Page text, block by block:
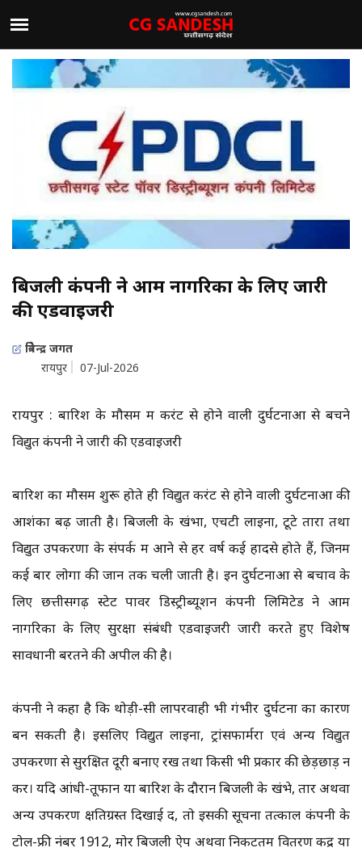
बिजली कंपनी ने आम नागरिकों के लिए जारी
की एडवाइजरी
त्रिवेन्द्र जगत
रायपुर
07-Jul-2026
रायपुर : बारिश के मौसम में करंट से होने वाली दुर्घटनाओं से बचने
विद्युत कंपनी ने जारी की एडवाइजरी
बारिश का मौसम शुरू होते ही विद्युत करंट से होने वाली दुर्घटनाओं की
आशंका बढ़ जाती है। बिजली के खंभों, एचटी लाइनों, टूटे तारों तथा
विद्युत उपकरणों के संपर्क में आने से हर वर्ष कई हादसे होते हैं, जिनमें
कई बार लोगों की जान तक चली जाती है। इन दुर्घटनाओं से बचाव के
लिए छत्तीसगढ़ स्टेट पावर डिस्ट्रीब्यूशन कंपनी लिमिटेड ने आम
नागरिकों के लिए सुरक्षा संबंधी एडवाइजरी जारी करते हुए विशेष
सावधानी बरतने की अपील की है।
कंपनी ने कहा है कि थोड़ी-सी लापरवाही भी गंभीर दुर्घटना का कारण
बन सकती है। इसलिए विद्युत लाइनों, ट्रांसफार्मरों एवं अन्य विद्युत
उपकरणों से सुरक्षित दूरी बनाए रखें तथा किसी भी प्रकार की छेड़छाड़ न
करें। यदि आंधी-तूफान या बारिश के दौरान बिजली के खंभे, तार अथवा
अन्य उपकरण क्षतिग्रस्त दिखाई दें, तो इसकी सूचना तत्काल कंपनी के
टोल-फ्री नंबर 1912, मोर बिजली ऐप अथवा निकटतम वितरण केंद्र या